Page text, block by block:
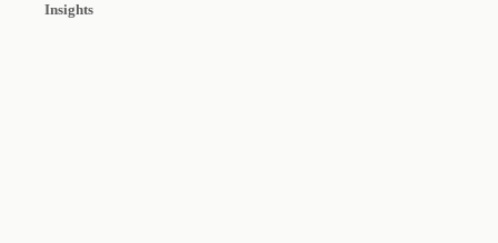
Insights